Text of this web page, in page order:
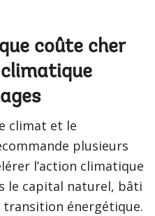
coûte cher
climat et le
plusieurs
l’action climatique
le capital naturel, bâti
énergétique.